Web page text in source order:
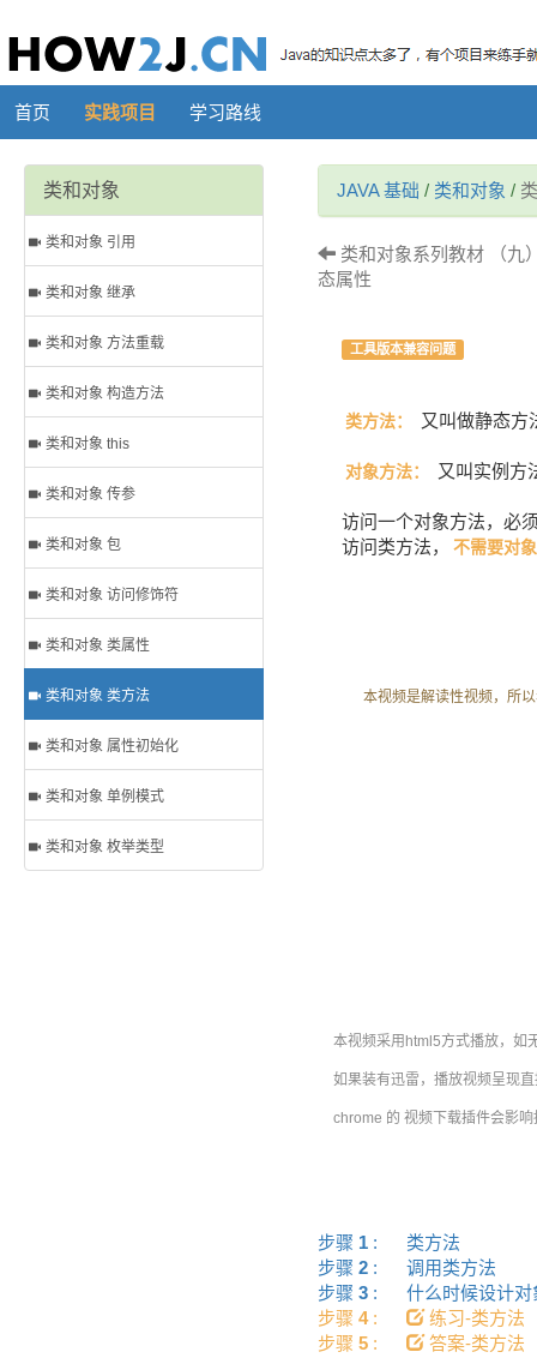
首页 实践项目 学习路线
类和对象
类和对象 引用
类和对象 继承
类和对象 方法重载
类和对象 构造方法
类和对象 this
类和对象 传参
类和对象 包
类和对象 访问修饰符
类和对象 类属性
类和对象 类方法
类和对象 属性初始化
类和对象 单例模式
类和对象 枚举类型
JAVA 基础 / 类和对象 /
类和对象系列教材 （九
态属性
工具版本兼容问题
类方法： 又叫做静态方
对象方法： 又叫实例方
访问一个对象方法，必
访问类方法，
不需要对象
本视频是解读性视频，所
本视频采用html5方式播放，如
如果装有迅雷，播放视频呈现
chrome 的 视频下载插件会影
步骤 1 :
类方法
步骤 2 :
调用类方法
步骤 3 :
什么时候设计
步骤 4:
练习-类方
步骤 5 : 答案-类方